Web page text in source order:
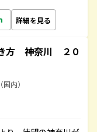
詳細を見る
方 神奈川 ２０
内）